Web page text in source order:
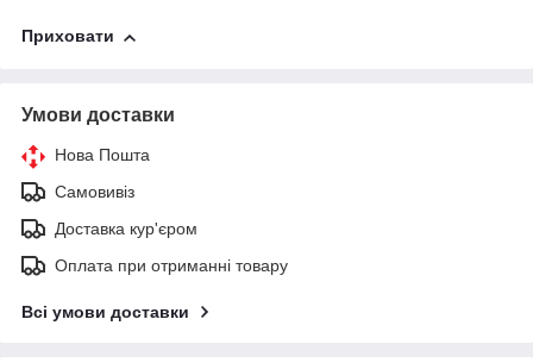
Приховати
Умови доставки
Нова Пошта
Самовивіз
Доставка кур'єром
Оплата при отриманні товару
Всі умови доставки